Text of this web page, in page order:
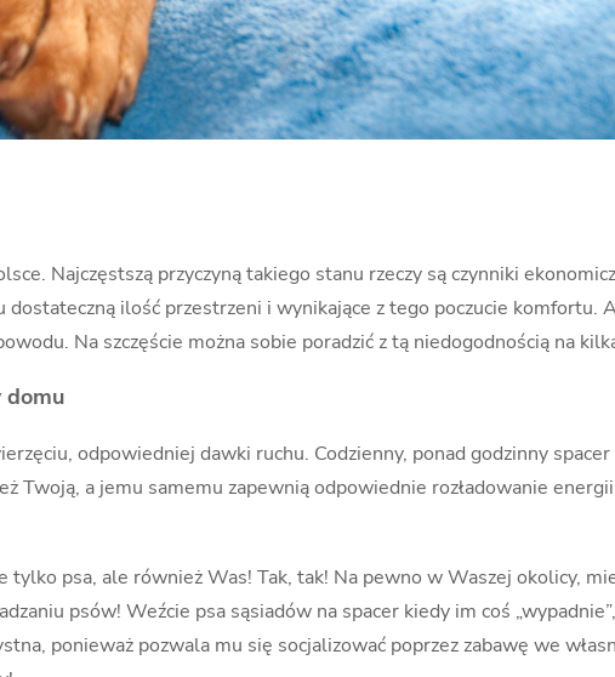
Najczęstszą przyczyną takiego stanu rzeczy są czynniki
ilość przestrzeni i wynikające z tego poczucie
Na szczęście można sobie poradzić z tą niedogodnością na
domu
odpowiedniej dawki ruchu. Codzienny, ponad godzinny
Twoją, a jemu samemu zapewnią odpowiednie rozładowanie
tylko psa, ale również Was! Tak, tak! Na pewno w Waszej okolicy,
psów! Weźcie psa sąsiadów na spacer kiedy im coś
ponieważ pozwala mu się socjalizować poprzez zabawę we